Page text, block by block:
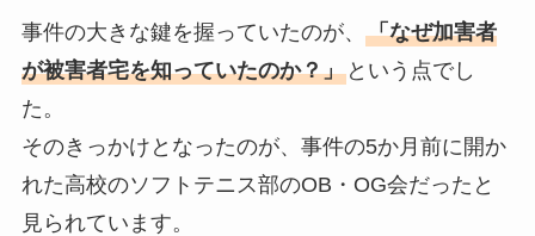
事件の大きな鍵を握っていたのが、 「なぜ加害者
が被害者宅を知っていたのか？」という点でし
た。
そのきっかけとなったのが、事件の5か月前に開か
れた高校のソフトテニス部のOB・OG会だったと
見られています。